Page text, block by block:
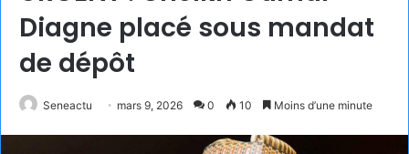
Diagne placé sous mandat
de dépôt
Seneactu mars 9, 2026 0 10 Moins d’une minute